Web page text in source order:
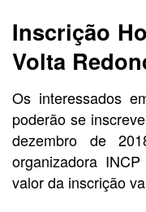
Inscrição
Volta
Os interessados
poderão se
dezembro de
organizadora
valor da inscrição